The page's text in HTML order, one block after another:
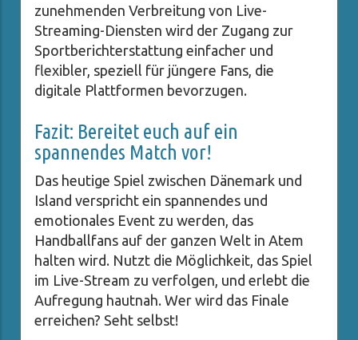
zunehmenden Verbreitung von Live-
Streaming-Diensten wird der Zugang zur
Sportberichterstattung einfacher und
flexibler, speziell für jüngere Fans, die
digitale Plattformen bevorzugen.
Fazit: Bereitet euch auf ein
spannendes Match vor!
Das heutige Spiel zwischen Dänemark und
Island verspricht ein spannendes und
emotionales Event zu werden, das
Handballfans auf der ganzen Welt in Atem
halten wird. Nutzt die Möglichkeit, das Spiel
im Live-Stream zu verfolgen, und erlebt die
Aufregung hautnah. Wer wird das Finale
erreichen? Seht selbst!